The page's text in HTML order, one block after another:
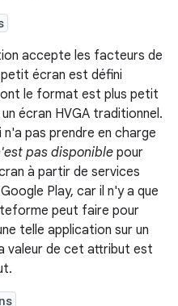
accepte les facteurs de
écran est défini
le format est plus petit
écran HVGA traditionnel.
n'a pas prendre en charge
pas disponible pour
à partir de services
Play, car il n'y a que
peut faire pour
telle application sur un
valeur de cet attribut est